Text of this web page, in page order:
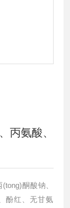
丙氨酸、
酮酸钠、
酚红、无甘氨